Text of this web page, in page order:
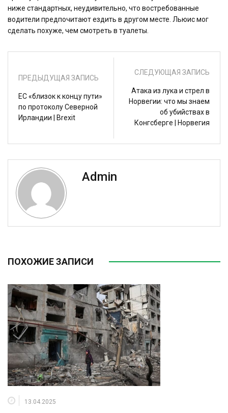
ниже стандартных, неудивительно, что востребованные
водители предпочитают ездить в другом месте. Льюис мог
сделать похуже, чем смотреть в туалеты.
ПРЕДЫДУЩАЯ ЗАПИСЬ
ЕС «близок к концу пути»
по протоколу Северной
Ирландии | Brexit
СЛЕДУЮЩАЯ ЗАПИСЬ
Атака из лука и стрел в
Норвегии: что мы знаем
об убийствах в
Конгсберге | Норвегия
Admin
ПОХОЖИЕ ЗАПИСИ
13.04.2025